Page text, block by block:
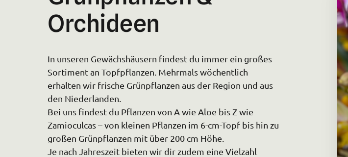
Orchideen
In unseren Gewächshäusern findest du immer ein großes
Sortiment an Topfpflanzen. Mehrmals wöchentlich
erhalten wir frische Grünpflanzen aus der Region und aus
den Niederlanden.
Bei uns findest du Pflanzen von A wie Aloe bis Z wie
Zamioculcas – von kleinen Pflanzen im 6-cm-Topf bis hin zu
großen Grünpflanzen mit über 200 cm Höhe.
Je nach Jahreszeit bieten wir dir zudem eine Vielzahl
Hochzeitsfloristik